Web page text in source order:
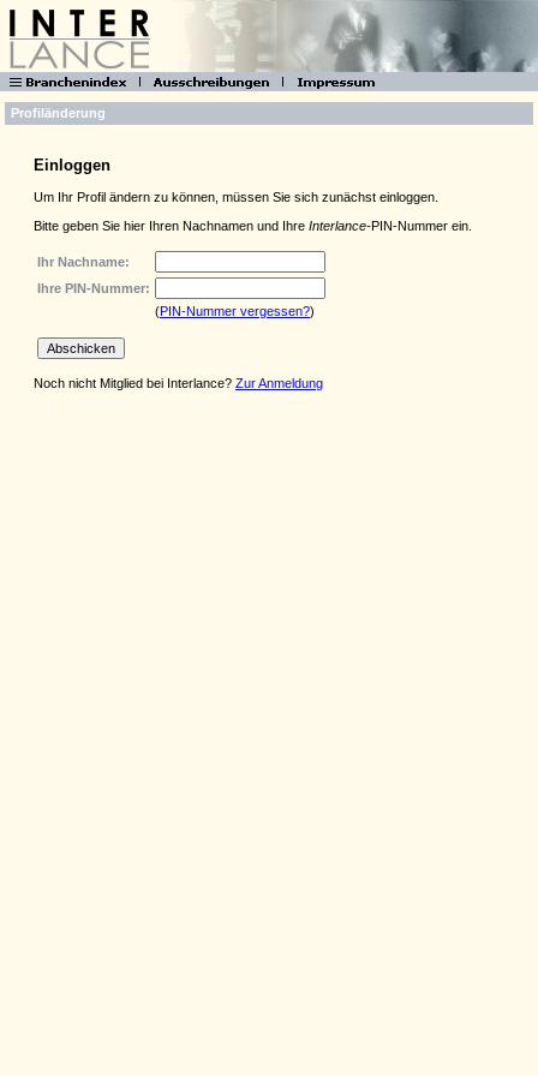
Profiländerung
Einloggen
Um Ihr Profil ändern zu können, müssen Sie sich zunächst einloggen.
Bitte geben Sie hier Ihren Nachnamen und Ihre Interlance-PIN-Nummer ein.
Ihr Nachname:
Ihre PIN-Nummer:
(PIN-Nummer vergessen?)
Noch nicht Mitglied bei Interlance? Zur Anmeldung